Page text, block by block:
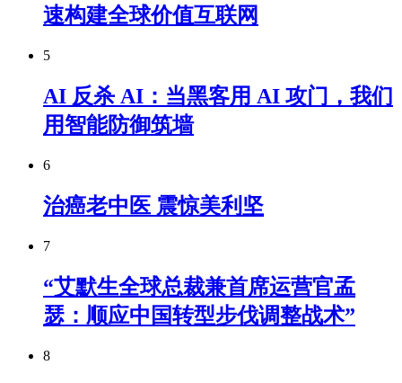
速构建全球价值互联网
5
AI 反杀 AI：当黑客用 AI 攻门，我们
用智能防御筑墙
6
治癌老中医 震惊美利坚
7
“艾默生全球总裁兼首席运营官孟
瑟：顺应中国转型步伐调整战术”
8